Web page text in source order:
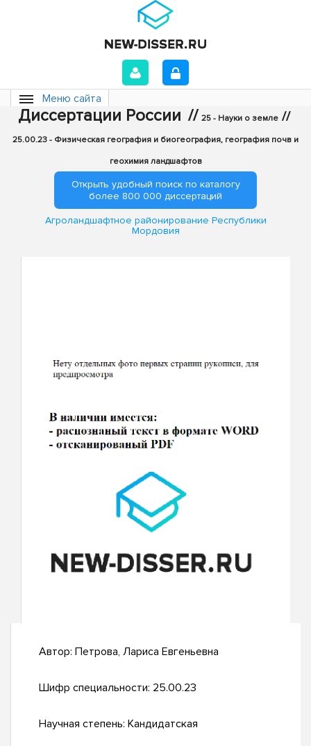
Меню сайта
Диссертации России // 25 - Науки о земле //
25.00.23 - Физическая география и биогеография, география почв и
геохимия ландшафтов
Открыть удобный поиск по каталогу
более 800 000 диссертаций
Агроландшафтное районирование Республики
Мордовия
Автор: Петрова, Лариса Евгеньевна
Шифр специальности: 25.00.23
Научная степень: Кандидатская